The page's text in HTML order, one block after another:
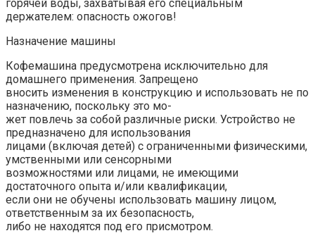
горячей воды, захватывая его специальным
держателем: опасность ожогов!
Назначение машины
Кофемашина предусмотрена исключительно для
домашнего применения. Запрещено
вносить изменения в конструкцию и использовать не по
назначению, поскольку это мо-
жет повлечь за собой различные риски. Устройство не
предназначено для использования
лицами (включая детей) с ограниченными физическими,
умственными или сенсорными
возможностями или лицами, не имеющими
достаточного опыта и/или квалификации,
если они не обучены использовать машину лицом,
ответственным за их безопасность,
либо не находятся под его присмотром.